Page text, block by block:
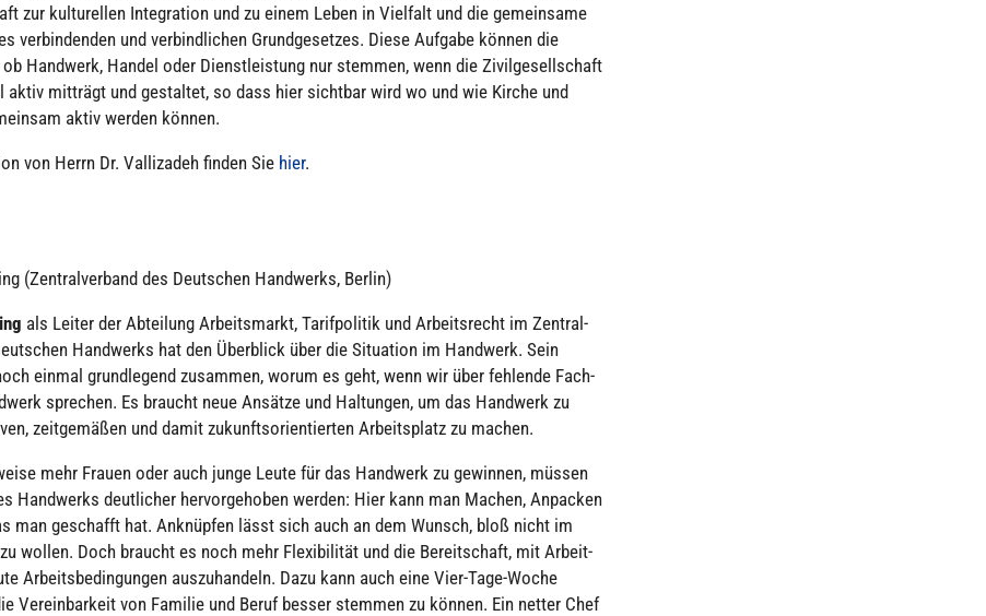
zur kul­tu­rel­len Inte­gra­tion und zu einem Leben in Vielfalt und die gemein­same
ver­bin­den­den und ver­bind­li­chen Grund­ge­set­zes. Diese Aufgabe können die
ob Handwerk, Handel oder Dienst­leis­tung nur stemmen, wenn die Zivil­ge­sell­schaft
aktiv mitträgt und gestal­tet, so dass hier sichtbar wird wo und wie Kirche und
aktiv werden können.
von Herrn Dr. Val­liz­adeh finden Sie hier.
(Zen­tral­ver­band des Deut­schen Hand­werks, Berlin)
als Leiter der Abtei­lung Arbeits­markt, Tarif­po­li­tik und Arbeits­recht im Zen­tral­
Hand­werks hat den Über­blick über die Situa­tion im Handwerk. Sein
einmal grund­le­gend zusammen, worum es geht, wenn wir über fehlende Fach­
sprechen. Es braucht neue Ansätze und Hal­tun­gen, um das Handwerk zu
zeit­ge­mä­ßen und damit zukunfts­ori­en­tier­ten Arbeits­platz zu machen.
mehr Frauen oder auch junge Leute für das Handwerk zu gewinnen, müssen
Hand­werks deut­li­cher her­vor­ge­ho­ben werden: Hier kann man Machen, Anpacken
man geschafft hat. Anknüp­fen lässt sich auch an dem Wunsch, bloß nicht im
wollen. Doch braucht es noch mehr Fle­xi­bi­li­tät und die Bereit­schaft, mit Arbeit­
Arbeits­be­din­gun­gen aus­zu­han­deln. Dazu kann auch eine Vier-Tage-Woche
Ver­ein­bar­keit von Familie und Beruf besser stemmen zu können. Ein netter Chef